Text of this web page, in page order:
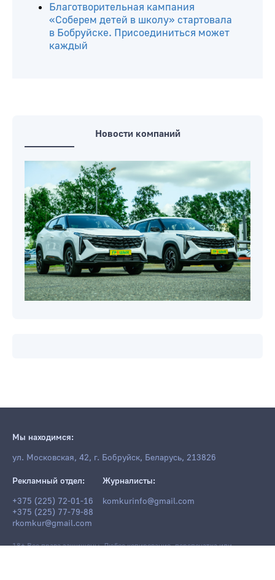
Благотворительная кампания
«Соберем детей в школу» стартовала
в Бобруйске. Присоединиться может
каждый
Новости компаний
Мы находимся:
ул. Московская, 42, г. Бобруйск, Беларусь, 213826
Рекламный отдел:
+375 (225) 72-01-16
+375 (225) 77-79-88
rkomkur@gmail.com
Журналисты:
komkurinfo@gmail.com
18+ Все права защищены. Любое копирование, перепечатка или